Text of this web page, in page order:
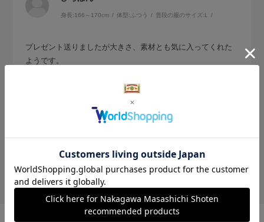
身長:166～170cm 体型:ふつう 普段の服のサイズ:L
プレゼント送りましたが大きさ、素材とも気に入ってくれた
ようです。
参考になった
絞り込み 表示：新しい順